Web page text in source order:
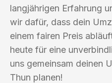
langjährigen Erfahrung
wir dafür, dass dein
einem fairen Preis
heute für eine
uns gemeinsam deinen
Thun planen!